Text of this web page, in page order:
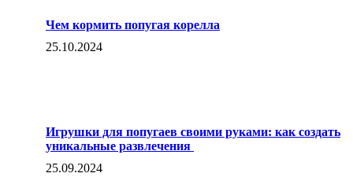
Чем кормить попугая корелла
25.10.2024
Игрушки для попугаев своими руками: как создать
уникальные развлечения
25.09.2024